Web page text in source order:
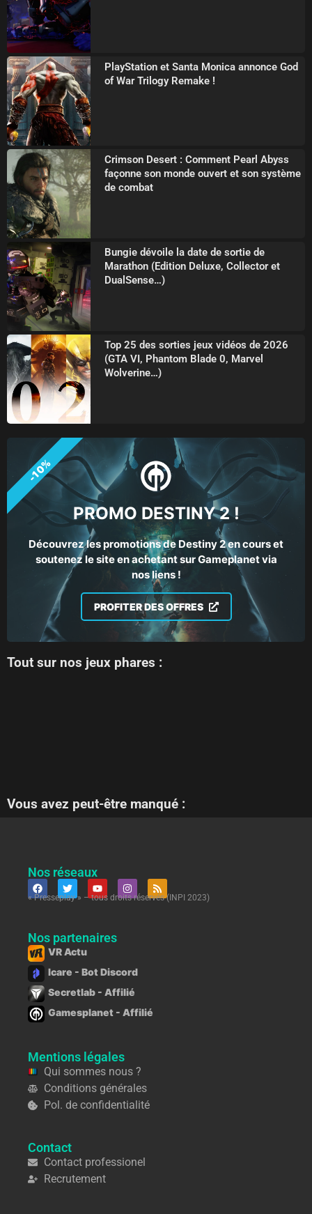
PlayStation et Santa Monica annonce God
of War Trilogy Remake !
Crimson Desert : Comment Pearl Abyss
façonne son monde ouvert et son système
de combat
Bungie dévoile la date de sortie de
Marathon (Edition Deluxe, Collector et
DualSense…)
Top 25 des sorties jeux vidéos de 2026
(GTA VI, Phantom Blade 0, Marvel
Wolverine…)
PROMO DESTINY 2 !
Découvrez les promotions de Destiny 2 en cours et
soutenez le site en achetant sur Gameplanet via
nos liens !
PROFITER DES OFFRES
-10%
Tout sur nos jeux phares :
Vous avez peut-être manqué :
Nos réseaux
« Presseplay » – tous droits réservés (INPI 2023)
Nos partenaires
VR Actu
Icare - Bot Discord
Secretlab - Affilié
Gamesplanet - Affilié
Mentions légales
Qui sommes nous ?
Conditions générales
Pol. de confidentialité
Contact
Contact professionel
Recrutement